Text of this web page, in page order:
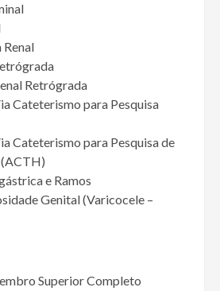
Retrógrada
Cateterismo para Pesquisa
Cateterismo para Pesquisa de
(ACTH)
e Ramos
Genital (Varicocele –
Superior Completo